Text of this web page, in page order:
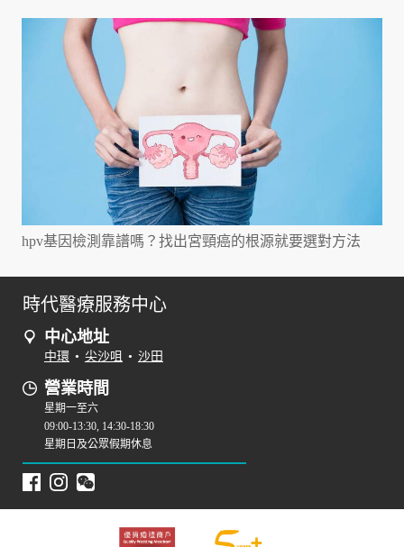
hpv基因檢測靠譜嗎？找出宮頸癌的根源就要選對方法
時代醫療服務中心
中心地址
中環 • 尖沙咀 • 沙田
營業時間
星期一至六
09:00-13:30, 14:30-18:30
星期日及公眾假期休息